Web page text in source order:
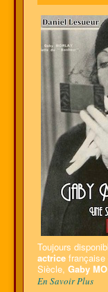
Toujours
actrice
Siècle, Gaby
En Savoir Plus